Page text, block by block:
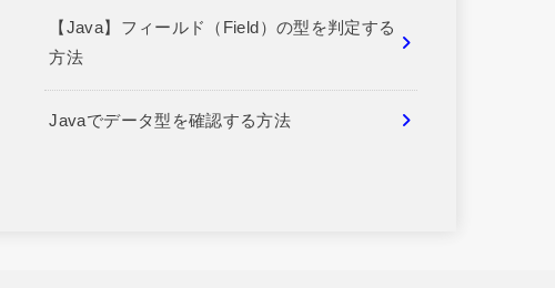
【Java】フィールド（Field）の型を判定する
方法
Javaでデータ型を確認する方法